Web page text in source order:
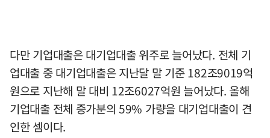
다만 기업대출은 대기업대출 위주로 늘어났다. 전체 기
업대출 중 대기업대출은 지난달 말 기준 182조9019억
원으로 지난해 말 대비 12조6027억원 늘어났다. 올해
기업대출 전체 증가분의 59% 가량을 대기업대출이 견
인한 셈이다.